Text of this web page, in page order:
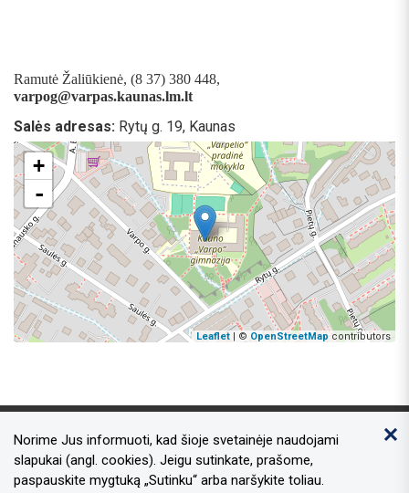
Ramutė Žaliūkienė, (8 37) 380 448,
varpog@varpas.kaunas.lm.lt
Salės adresas: Rytų g. 19, Kaunas
+
-
Leaflet | © OpenStreetMapcontributors
Kontaktai
Norime Jus informuoti, kad šioje svetainėje naudojami
slapukai (angl. cookies). Jeigu sutinkate, prašome,
paspauskite mygtuką „Sutinku“ arba naršykite toliau.